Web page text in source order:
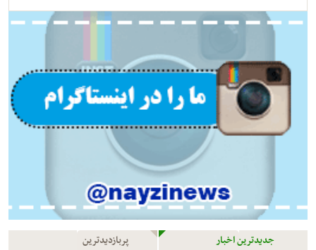
جدیدترین اخبار پربازدیدترین